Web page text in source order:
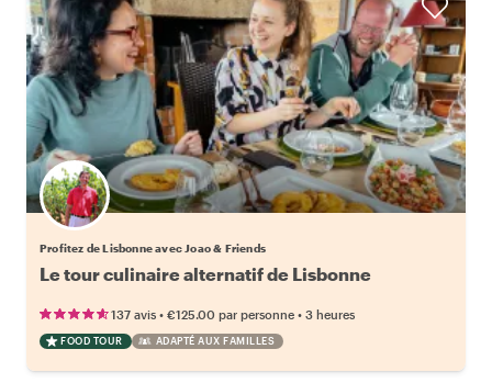
Profitez de Lisbonne avec Joao & Friends
Le tour culinaire alternatif de Lisbonne
137 avis • €125.00 par personne • 3 heures
FOOD TOUR ADAPTÉ AUX FAMILLES